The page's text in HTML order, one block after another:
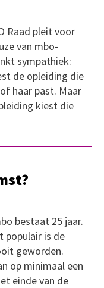
Raad pleit voor
van mbo-
sympathiek:
de opleiding die
haar past. Maar
kiest die
bestaat 25 jaar.
populair is de
geworden.
op minimaal een
einde van de